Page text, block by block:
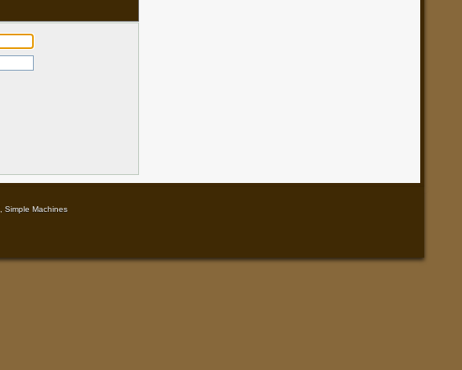
Simple Machines